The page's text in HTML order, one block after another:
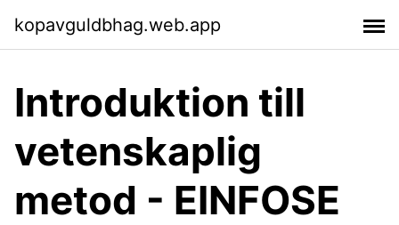
kopavguldbhag.web.app
Introduktion till
vetenskaplig
metod - EINFOSE